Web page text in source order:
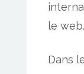
le web.
Dans